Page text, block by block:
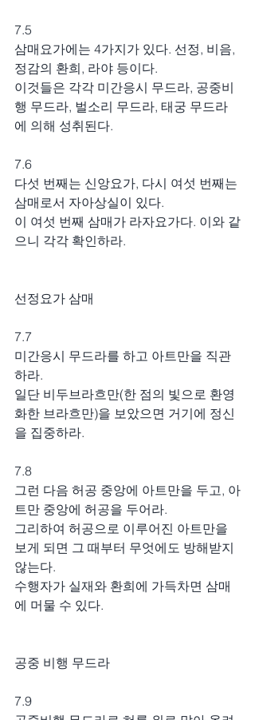
7.5
삼매요가에는 4가지가 있다. 선정, 비음,
정감의 환희, 라야 등이다.
이것들은 각각 미간응시 무드라, 공중비
행 무드라, 벌소리 무드라, 태궁 무드라
에 의해 성취된다.
7.6
다섯 번째는 신앙요가, 다시 여섯 번째는
삼매로서 자아상실이 있다.
이 여섯 번째 삼매가 라자요가다. 이와 같
으니 각각 확인하라.
선정요가 삼매
7.7
미간응시 무드라를 하고 아트만을 직관
하라.
일단 비두브라흐만(한 점의 빛으로 환영
화한 브라흐만)을 보았으면 거기에 정신
을 집중하라.
7.8
그런 다음 허공 중앙에 아트만을 두고, 아
트만 중앙에 허공을 두어라.
그리하여 허공으로 이루어진 아트만을
보게 되면 그 때부터 무엇에도 방해받지
않는다.
수행자가 실재와 환희에 가득차면 삼매
에 머물 수 있다.
공중 비행 무드라
7.9